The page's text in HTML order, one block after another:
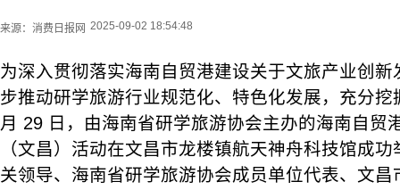
来源： 消费日报网 2025-09-02 18:54:48
为深入贯彻落实海南自贸港建设关于文旅产业创
步推动研学旅游行业规范化、特色化发展，充分
月 29 日，由海南省研学旅游协会主办的海南自贸
（文昌）活动在文昌市龙楼镇航天神舟科技馆成
关领导、海南省研学旅游协会成员单位代表、文